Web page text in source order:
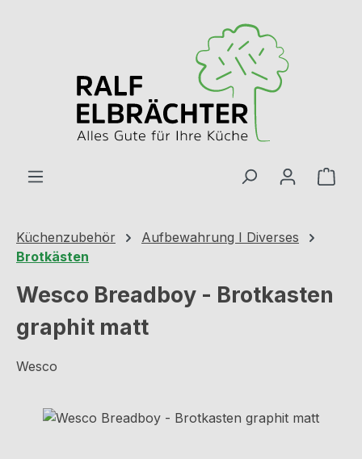
Küchenzubehör
Aufbewahrung I Diverses
Brotkästen
Wesco Breadboy - Brotkasten
graphit matt
Wesco
Bildergalerie überspringen